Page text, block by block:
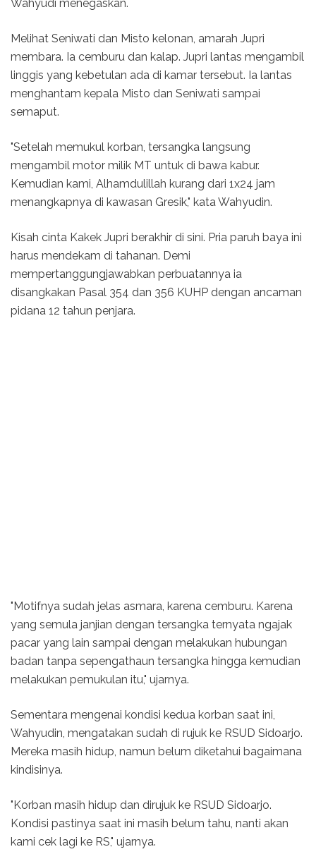
Wahyudi menegaskan.
Melihat Seniwati dan Misto kelonan, amarah Jupri
membara. Ia cemburu dan kalap. Jupri lantas mengambil
linggis yang kebetulan ada di kamar tersebut. Ia lantas
menghantam kepala Misto dan Seniwati sampai
semaput.
"Setelah memukul korban, tersangka langsung
mengambil motor milik MT untuk di bawa kabur.
Kemudian kami, Alhamdulillah kurang dari 1x24 jam
menangkapnya di kawasan Gresik," kata Wahyudin.
Kisah cinta Kakek Jupri berakhir di sini. Pria paruh baya ini
harus mendekam di tahanan. Demi
mempertanggungjawabkan perbuatannya ia
disangkakan Pasal 354 dan 356 KUHP dengan ancaman
pidana 12 tahun penjara.
"Motifnya sudah jelas asmara, karena cemburu. Karena
yang semula janjian dengan tersangka ternyata ngajak
pacar yang lain sampai dengan melakukan hubungan
badan tanpa sepengathaun tersangka hingga kemudian
melakukan pemukulan itu," ujarnya.
Sementara mengenai kondisi kedua korban saat ini,
Wahyudin, mengatakan sudah di rujuk ke RSUD Sidoarjo.
Mereka masih hidup, namun belum diketahui bagaimana
kindisinya.
"Korban masih hidup dan dirujuk ke RSUD Sidoarjo.
Kondisi pastinya saat ini masih belum tahu, nanti akan
kami cek lagi ke RS," ujarnya.